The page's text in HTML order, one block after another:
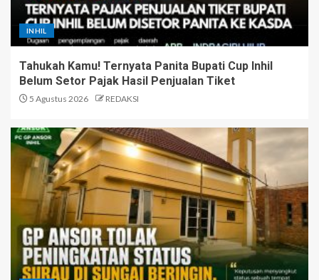
INHIL
Tahukah Kamu! Ternyata Panita Bupati Cup Inhil
Belum Setor Pajak Hasil Penjualan Tiket
5 Agustus 2026 REDAKSI